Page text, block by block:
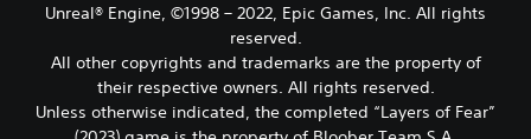
Unreal® Engine, ©1998 – 2022, Epic Games, Inc. All rights
reserved.
All other copyrights and trademarks are the property of
their respective owners. All rights reserved.
Unless otherwise indicated, the completed “Layers of Fear”